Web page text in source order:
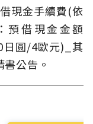
現金手續費(依
預借現金金額
圓/4歐元)_其
公告。